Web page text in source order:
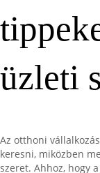
üzleti
Az otthoni
keresni, miközben
szeret. Ahhoz, hogy